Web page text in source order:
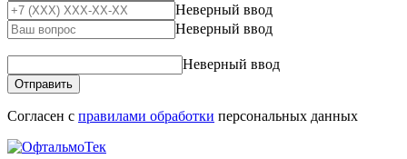
Неверный ввод
Неверный ввод
Неверный ввод
Отправить
Согласен с правилами обработки персональных данных